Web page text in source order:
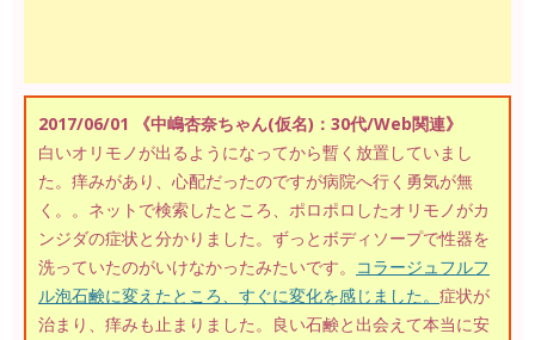
2017/06/01 《中嶋杏奈ちゃん(仮名)：30代/Web関連》
白いオリモノが出るようになってから暫く放置していまし
た。痒みがあり、心配だったのですが病院へ行く勇気が無
く。。ネットで検索したところ、ポロポロしたオリモノがカ
ンジダの症状と分かりました。ずっとボディソープで性器を
洗っていたのがいけなかったみたいです。 コラージュフルフ
ル泡石鹸に変えたところ、すぐに変化を感じました。 症状が
治まり、痒みも止まりました。良い石鹸と出会えて本当に安